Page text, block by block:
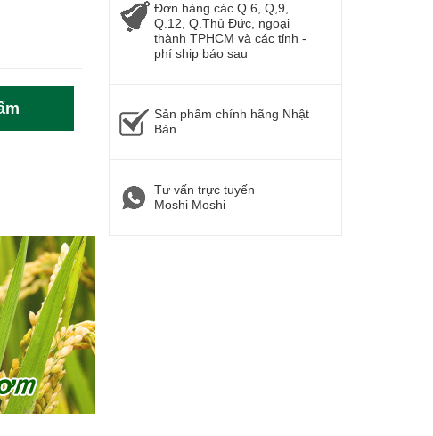
Đơn hàng các Q.6, Q,9,
Q.12, Q.Thủ Đức, ngoại
thành TPHCM và các tỉnh -
phí ship báo sau
Sản phẩm chính hãng Nhật
Bản
Tư vấn trực tuyến
Moshi Moshi